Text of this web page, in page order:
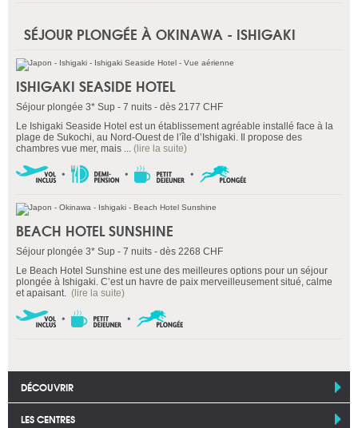
SÉJOUR PLONGÉE À OKINAWA - ISHIGAKI
ISHIGAKI SEASIDE HOTEL
Séjour plongée 3* Sup - 7 nuits - dès 2177 CHF
Le Ishigaki Seaside Hotel est un établissement agréable installé face à la
plage de Sukochi, au Nord-Ouest de l’île d’Ishigaki. Il propose des
chambres vue mer, mais ... (lire la suite)
BEACH HOTEL SUNSHINE
Séjour plongée 3* Sup - 7 nuits - dès 2268 CHF
Le Beach Hotel Sunshine est une des meilleures options pour un séjour
plongée à Ishigaki. C’est un havre de paix merveilleusement situé, calme
et apaisant. (lire la suite)
DÉCOUVRIR
LES CENTRES